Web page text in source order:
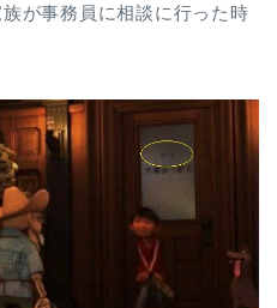
が事務員に相談に行った時